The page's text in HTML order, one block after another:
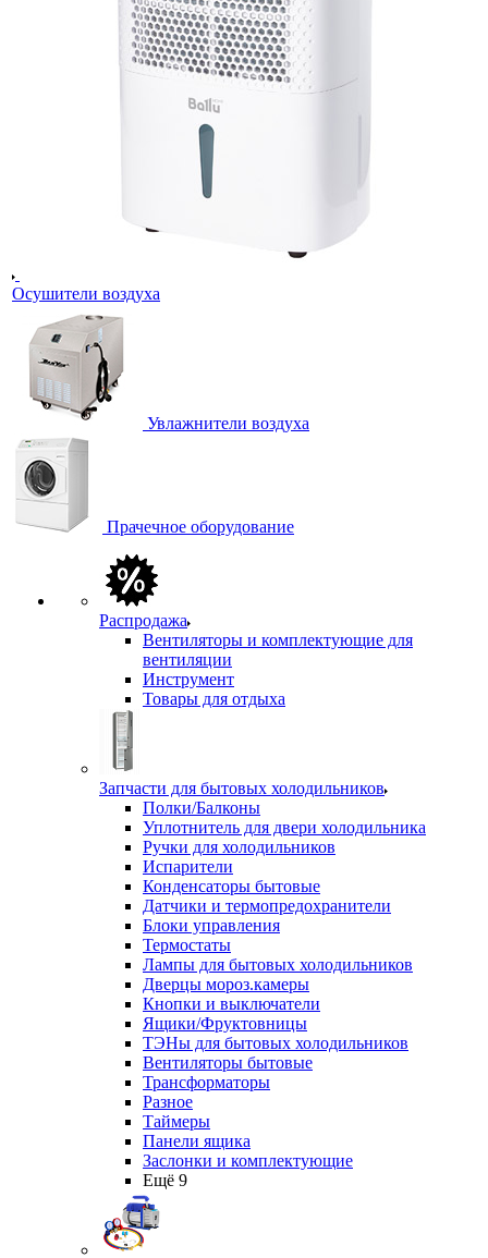
Осушители воздуха
Увлажнители воздуха
Прачечное оборудование
Распродажа
Вентиляторы и комплектующие для
вентиляции
Инструмент
Товары для отдыха
Запчасти для бытовых холодильников
Полки/Балконы
Уплотнитель для двери холодильника
Ручки для холодильников
Испарители
Конденсаторы бытовые
Датчики и термопредохранители
Блоки управления
Термостаты
Лампы для бытовых холодильников
Дверцы мороз.камеры
Кнопки и выключатели
Ящики/Фруктовницы
ТЭНы для бытовых холодильников
Вентиляторы бытовые
Трансформаторы
Разное
Таймеры
Панели ящика
Заслонки и комплектующие
Ещё 9